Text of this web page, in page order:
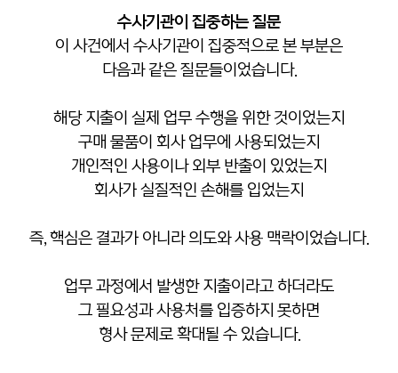
수사기관이 집중하는 질문
이 사건에서 수사기관이 집중적으로 본 부분은
다음과 같은 질문들이었습니다.
해당 지출이 실제 업무 수행을 위한 것이었는지
구매 물품이 회사 업무에 사용되었는지
개인적인 사용이나 외부 반출이 있었는지
회사가 실질적인 손해를 입었는지
즉, 핵심은 결과가 아니라 의도와 사용 맥락이었습니다.
업무 과정에서 발생한 지출이라고 하더라도
그 필요성과 사용처를 입증하지 못하면
형사 문제로 확대될 수 있습니다.